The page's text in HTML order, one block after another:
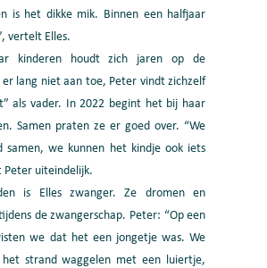
is het dikke mik. Binnen een halfjaar
vertelt Elles.
kinderen houdt zich jaren op de
lang niet aan toe, Peter vindt zichzelf
als vader. In 2022 begint het bij haar
Samen praten ze er goed over. “We
samen, we kunnen het kindje ook iets
Peter uiteindelijk.
is Elles zwanger. Ze dromen en
de zwangerschap. Peter: “Op een
we dat het een jongetje was. We
strand waggelen met een luiertje,